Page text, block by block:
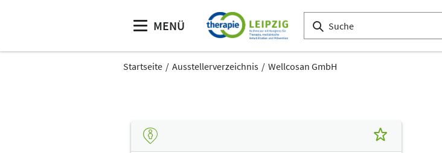
MENÜ
Startseite Ausstellerverzeichnis Wellcosan GmbH